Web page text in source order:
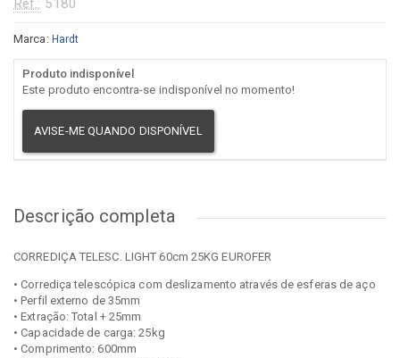
Ref.: 5180
Marca: Hardt
Produto indisponível
Este produto encontra-se indisponível no momento!
AVISE-ME QUANDO DISPONÍVEL
Descrição completa
CORREDIÇA TELESC. LIGHT 60cm 25KG EUROFER
• Corrediça telescópica com deslizamento através de esferas de aço
• Perfil externo de 35mm
• Extração: Total + 25mm
• Capacidade de carga: 25kg
• Comprimento: 600mm